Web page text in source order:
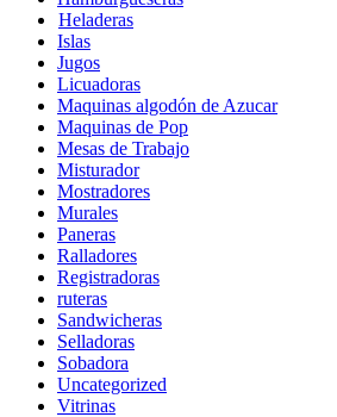
Heladeras
Islas
Jugos
Licuadoras
Maquinas algodón de Azucar
Maquinas de Pop
Mesas de Trabajo
Misturador
Mostradores
Murales
Paneras
Ralladores
Registradoras
ruteras
Sandwicheras
Selladoras
Sobadora
Uncategorized
Vitrinas